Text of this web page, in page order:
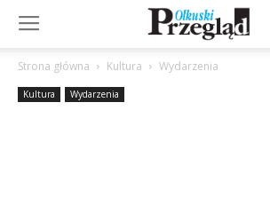
Strona główna Kultura Wydarzenia
Kultura Wydarzenia